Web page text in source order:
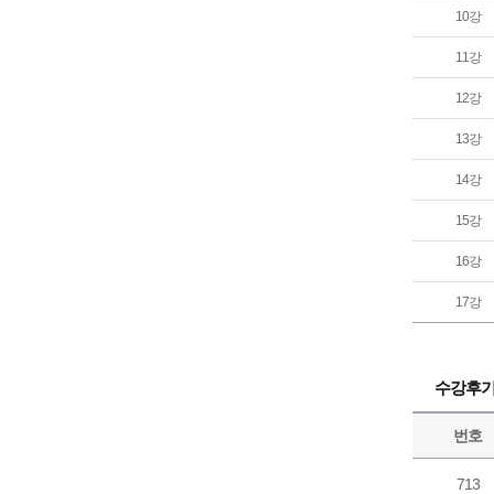
10강
11강
12강
13강
14강
15강
16강
17강
수강후
번호
713